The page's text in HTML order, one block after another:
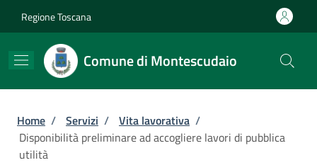
Regione Toscana
Comune di Montescudaio
Briciole di pane
Home / Servizi / Vita lavorativa /
Disponibilità preliminare ad accogliere lavori di pubblica
utilità